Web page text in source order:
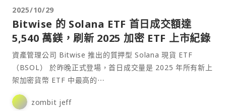
2025/10/29
Bitwise 的 Solana ETF 首日成交額達
5,540 萬鎂，刷新 2025 加密 ETF 上市紀錄
資產管理公司 Bitwise 推出的質押型 Solana 現貨 ETF
（BSOL） 於昨晚正式登場，首日成交量是 2025 年所有新上
架加密貨幣 ETF 中最高的⋯
zombit jeff